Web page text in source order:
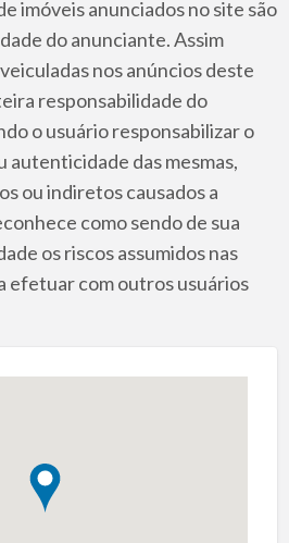
imóveis anunciados no site são
do anunciante. Assim
nos anúncios deste
responsabilidade do
o usuário responsabilizar o
autenticidade das mesmas,
ou indiretos causados a
como sendo de sua
os riscos assumidos nas
efetuar com outros usuários